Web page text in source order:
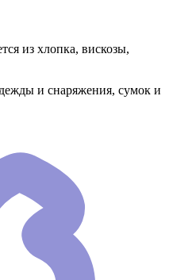
из хлопка, вискозы,
и снаряжения, сумок и